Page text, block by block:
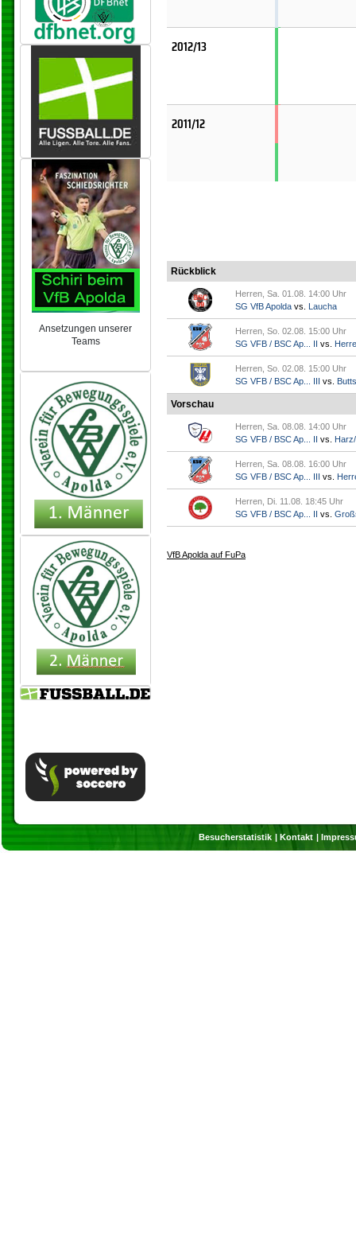
Ansetzungen unserer
Teams
2012/13
2011/12
Rückblick
Herren, Sa. 01.08. 14:00 Uhr
SG VfB Apolda vs. Laucha
Herren, So. 02.08. 15:00 Uhr
SG VFB / BSC Ap... II vs.
Herren, So. 02.08. 15:00 Uhr
SG VFB / BSC Ap... III vs.
Vorschau
Herren, Sa. 08.08. 14:00 Uhr
SG VFB / BSC Ap... II vs.
Herren, Sa. 08.08. 16:00 Uhr
SG VFB / BSC Ap... III vs.
Herren, Di. 11.08. 18:45 Uhr
SG VFB / BSC Ap... II vs.
VfB Apolda auf FuPa
Besucherstatistik Kontakt